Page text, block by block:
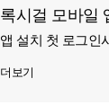
록시걸 모바일
앱 설치 첫 로그인
더보기